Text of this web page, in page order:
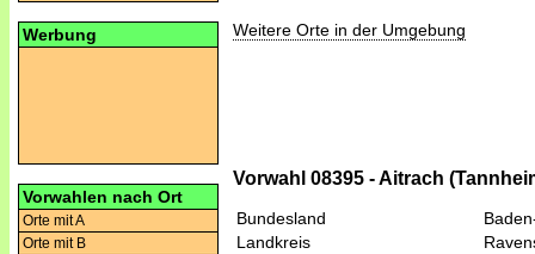
Werbung
Vorwahlen nach Ort
Orte mit A
Orte mit B
Weitere Orte in der Umgebung
Vorwahl 08395 - Aitrach
Bundesland
Landkreis